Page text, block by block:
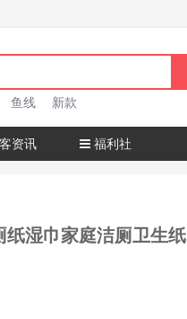
鱼线 新款
资讯 福利社
湿巾家庭洁厕卫生纸